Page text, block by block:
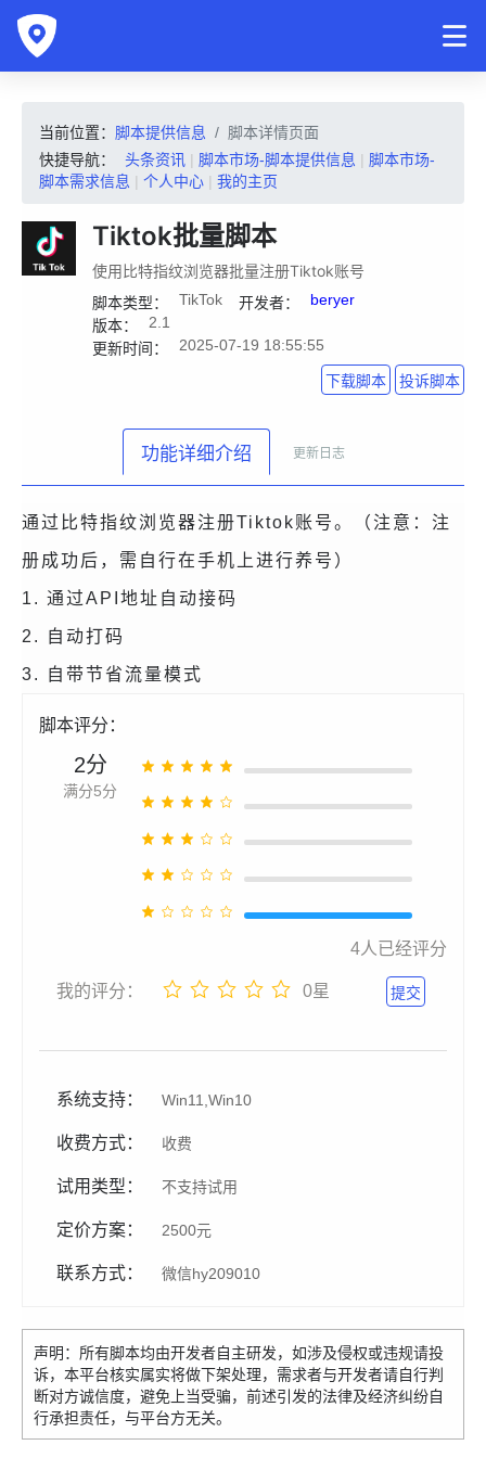
当前位置： 脚本提供信息
脚本详情页面
快捷导航：
头条资讯 | 脚本市场-脚本提供信息 | 脚本市场-
脚本需求信息 | 个人中心 | 我的主页
Tiktok批量脚本
使用比特指纹浏览器批量注册Tiktok账号
脚本类型： TikTok 开发者：
beryer
版本：
2.1
更新时间：
2025-07-19 18:55:55
下载脚本 投诉脚本
功能详细介绍 更新日志
通过比特指纹浏览器注册Tiktok账号。（注意：注
册成功后，需自行在手机上进行养号）
1. 通过API地址自动接码
2. 自动打码
3. 自带节省流量模式
脚本评分：
2分
满分5分
4人已经评分
我的评分： 0星 提交
系统支持： Win11,Win10
收费方式： 收费
试用类型： 不支持试用
定价方案： 2500元
联系方式： 微信hy209010
声明：所有脚本均由开发者自主研发，如涉及侵权或违规请投
诉，本平台核实属实将做下架处理，需求者与开发者请自行判
断对方诚信度，避免上当受骗，前述引发的法律及经济纠纷自
行承担责任，与平台方无关。